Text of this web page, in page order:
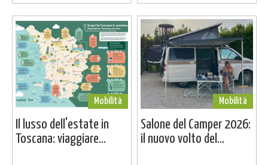
Mobilità
Il lusso dell'estate in
Toscana: viaggiare...
Mobilità
Salone del Camper 2026:
il nuovo volto del...